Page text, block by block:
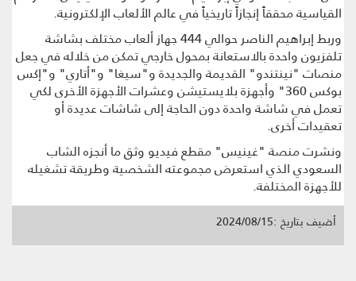
القياسية محققاً إنجازاً تاريخياً في عالم الألعاب الإلكترونية.
وربط إبراهيم الناصر حوالي 444 جهاز ألعاب مختلف بشاشة
تلفزيون واحدة بالاستعانة بمحول خارجي تمكن من خلاله في جعل
منصات "نينتندو" القديمة والجديدة و"سيغا" و"أتاري" و"إكس
بوكس 360" وأجهزة بلايستيشن وعشرات الأجهزة الأخرى لكي
تعمل في شاشة واحدة دون الحاجة إلى شاشات عديدة أو
تعقيدات أخرى.
ونشرت منصة "غينيس" مقطع فيديو وثق ما أنجزه الشاب
السعودي الذي استعرض مجموعته الشخصية وطريقة تشغيله
للأجهزة المختلفة.
أضيف بتاريخ :2024/08/15